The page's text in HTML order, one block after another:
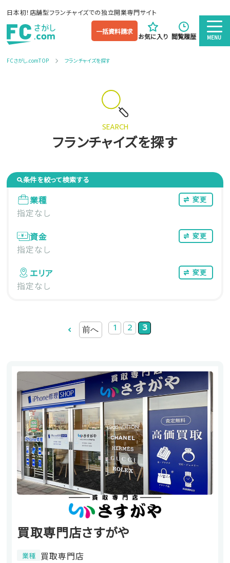
日本初！店舗型フランチャイズでの独立開業専門サイト
一括資料請求
お気に入り 閲覧履歴 MENU
FCさがし.comTOP フランチャイズを探す
SEARCH
フランチャイズを探す
条件を絞って検索する
業種 変更
指定なし
資金
変更
指定なし
エリア
変更
指定なし
前へ 1 2 3
買取専門店さすがや
業種 買取専門店